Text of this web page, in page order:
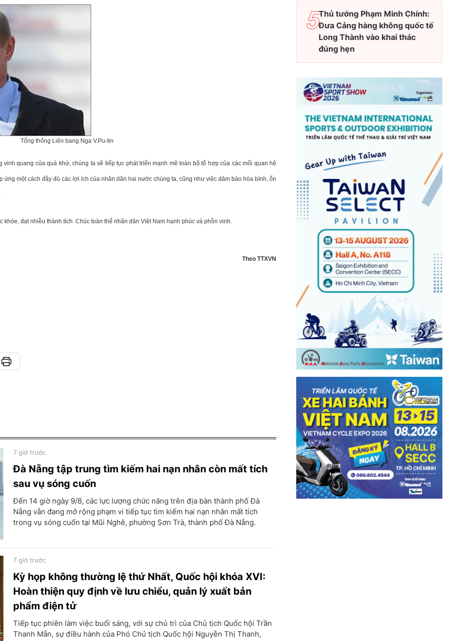
Tổng thống Liên bang Nga V.Pu-tin
quang của quá khứ, chúng ta sẽ tiếp tục phát triển mạnh mẽ toàn bộ tổ hợp của các mối quan hệ
một cách đầy đủ các lợi ích của nhân dân hai nước chúng ta, cũng như việc đảm bảo hòa bình, ổn
đạt nhiều thành tích. Chúc toàn thể nhân dân Việt Nam hạnh phúc và phồn vinh.
Theo TTXVN
Đà Nẵng tập trung tìm kiếm hai nạn nhân còn mất tích
sau vụ sóng cuốn
7 giờ trước
Đến 14 giờ ngày 9/8, các lực lượng chức năng trên địa bàn thành phố Đà
Nẵng vẫn đang mở rộng phạm vi tiếp tục tìm kiếm hai nạn nhân mất tích
trong vụ sóng cuốn tại Mũi Nghê, phường Sơn Trà, thành phố Đà Nẵng.
Kỳ họp không thường lệ thứ Nhất, Quốc hội khóa XVI:
Hoàn thiện quy định về lưu chiểu, quản lý xuất bản
phẩm điện tử
7 giờ trước
Tiếp tục phiên làm việc buổi sáng, với sự chủ trì của Chủ tịch Quốc hội Trần
Thanh Mẫn, sự điều hành của Phó Chủ tịch Quốc hội Nguyễn Thị Thanh,
Thủ tướng Phạm Minh Chính:
Đưa Cảng hàng không quốc tế
Long Thành vào khai thác
đúng hẹn